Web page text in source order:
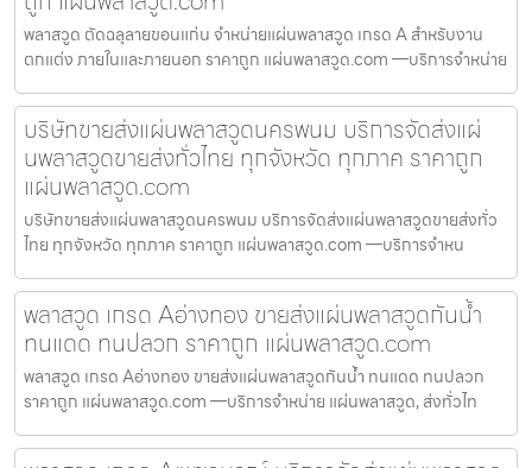
พลาสวูด ตัดฉลุลายขอนแก่น จำหน่ายแผ่นพลาสวูด เกรด A สำหรับงาน
ตกแต่ง ภายในและภายนอก ราคาถูก แผ่นพลาสวูด.com —บริการจำหน่าย
บริษัทขายส่งแผ่นพลาสวูดนครพนม บริการจัดส่งแผ่
นพลาสวูดขายส่งทั่วไทย ทุกจังหวัด ทุกภาค ราคาถูก
แผ่นพลาสวูด.com
บริษัทขายส่งแผ่นพลาสวูดนครพนม บริการจัดส่งแผ่นพลาสวูดขายส่งทั่ว
ไทย ทุกจังหวัด ทุกภาค ราคาถูก แผ่นพลาสวูด.com —บริการจำหน
พลาสวูด เกรด Aอ่างทอง ขายส่งแผ่นพลาสวูดกันน้ำ
ทนแดด ทนปลวก ราคาถูก แผ่นพลาสวูด.com
พลาสวูด เกรด Aอ่างทอง ขายส่งแผ่นพลาสวูดกันน้ำ ทนแดด ทนปลวก
ราคาถูก แผ่นพลาสวูด.com —บริการจำหน่าย แผ่นพลาสวูด, ส่งทั่วไท